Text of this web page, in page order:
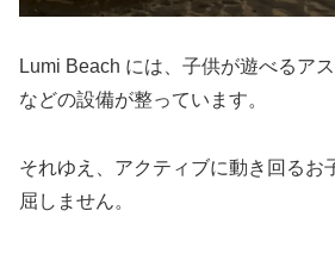
Lumi Beach には、子供が遊べるア
などの設備が整っています。
それゆえ、アクティブに動き回るお
屈しません。